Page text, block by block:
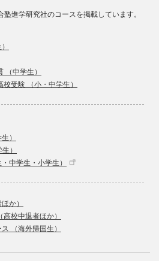
進学研究社のコースを掲載しています。
（中学生）
受験 （小・中学生）
）
）
中学生・小学生）
か）
校中退者ほか）
（海外帰国生）